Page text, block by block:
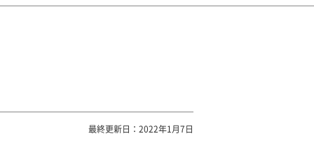
最終更新日：2022年1月7日